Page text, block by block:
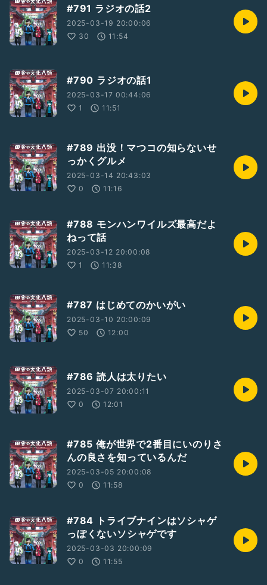
#791 ラジオの話2
2025-03-19 20:00:06
30
11:54
#790 ラジオの話1
2025-03-17 00:44:06
1
11:51
#789 出没！マつコの知らないせ
っかくグルメ
2025-03-14 20:43:03
0
11:16
#788 モンハンワイルズ最高だよ
ねって話
2025-03-12 20:00:08
1
11:38
#787 はじめてのかいがい
2025-03-10 20:00:09
50
12:00
#786 読人は太りたい
2025-03-07 20:00:11
0
12:01
#785 俺が世界で2番目にいのりさ
んの良さを知っているんだ
2025-03-05 20:00:08
0
11:58
#784 トライブナインはソシャゲ
っぽくないソシャゲです
2025-03-03 20:00:09
0
11:55